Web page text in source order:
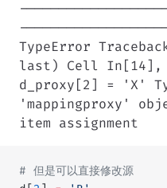
TypeError
last) Cell
d_proxy[2] = 'X'
'mappingproxy'
item assignment
# 但是可以直接修改源